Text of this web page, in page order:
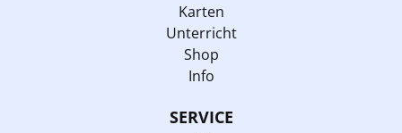
Karten
Unterricht
Shop
Info
SERVICE